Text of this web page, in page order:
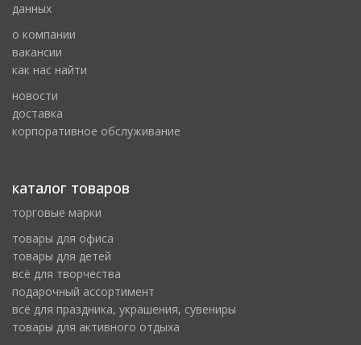
данных
о компании
вакансии
как нас найти
новости
доставка
корпоративное обслуживание
каталог товаров
торговые марки
товары для офиса
товары для детей
всё для творчества
подарочный ассортимент
всё для праздника, украшения, сувениры
товары для активного отдыха